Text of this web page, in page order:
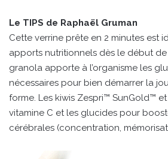
Le TIPS de Raphaël Gruman
Cette verrine prête en 2 minutes est
apports nutritionnels dès le début
granola apporte à l’organisme les
nécessaires pour bien démarrer la
forme. Les kiwis Zespri™ SunGold™
vitamine C et les glucides pour
cérébrales (concentration,